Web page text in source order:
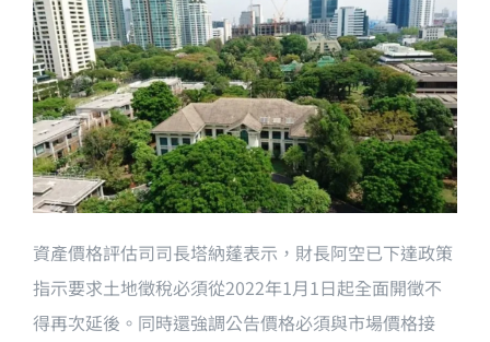
資產價格評估司司長塔納蓬表示，財長阿空已下達政策
指示要求土地徵稅必須從2022年1月1日起全面開徵不
得再次延後。同時還強調公告價格必須與市場價格接